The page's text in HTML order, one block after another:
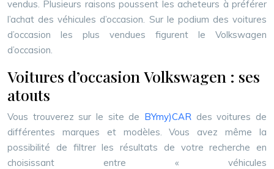
vendus. Plusieurs raisons poussent les acheteurs à préférer
l’achat des véhicules d’occasion. Sur le podium des voitures
d’occasion les plus vendues figurent le Volkswagen
d’occasion.
Voitures d’occasion Volkswagen : ses
atouts
Vous trouverez sur le site de BYmy)CAR des voitures de
différentes marques et modèles. Vous avez même la
possibilité de filtrer les résultats de votre recherche en
choisissant entre « véhicules